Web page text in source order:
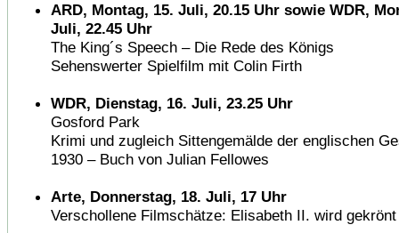
ARD, Montag, 15. Juli, 20.15 Uhr sowie WDR,
Juli, 22.45 Uhr
The King´s Speech – Die Rede des Königs
Sehenswerter Spielfilm mit Colin Firth
WDR, Dienstag, 16. Juli, 23.25 Uhr
Gosford Park
Krimi und zugleich Sittengemälde der englischen
1930 – Buch von Julian Fellowes
Arte, Donnerstag, 18. Juli, 17 Uhr
Verschollene Filmschätze: Elisabeth II. wird gekrönt